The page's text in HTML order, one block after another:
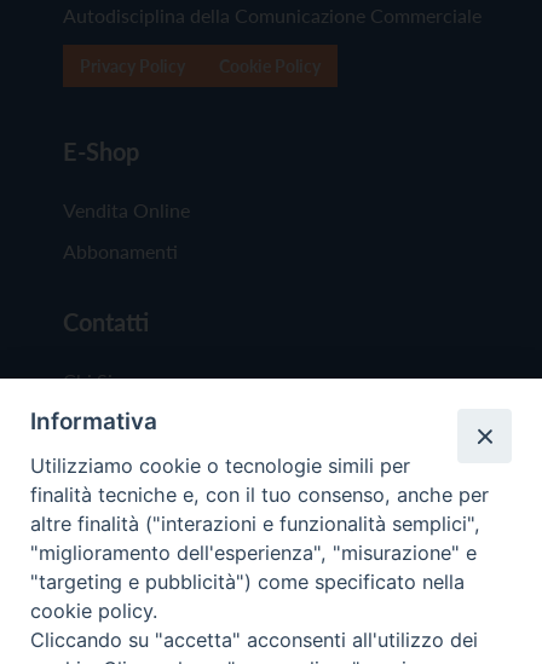
Autodisciplina della Comunicazione Commerciale
E-Shop
Vendita Online
Abbonamenti
Contatti
Chi Siamo
Redazione
Scrivici
Copyright © 2019 - Tutti i diritti riservati - Vita
Trentina Editrice
Informativa
Utilizziamo cookie o tecnologie simili per
finalità tecniche e, con il tuo consenso, anche per
altre finalità ("interazioni e funzionalità semplici",
"miglioramento dell'esperienza", "misurazione" e
"targeting e pubblicità") come specificato nella
cookie policy.
Cliccando su "accetta" acconsenti all'utilizzo dei